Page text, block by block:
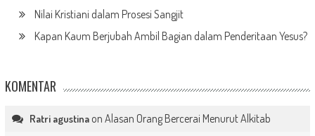
Nilai Kristiani dalam Prosesi Sangjit
Kapan Kaum Berjubah Ambil Bagian dalam Penderitaan Yesus?
KOMENTAR
Ratri agustinaon Alasan Orang Bercerai Menurut Alkitab